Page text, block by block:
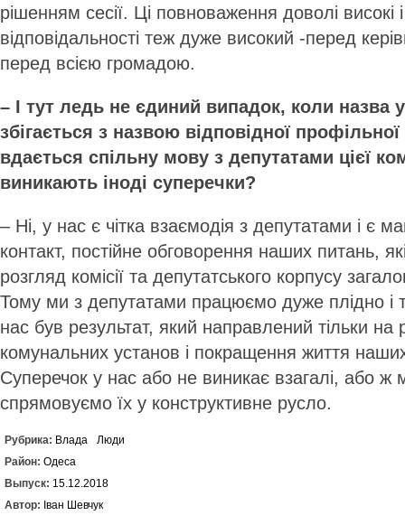
рішенням сесії. Ці повноваження доволі високі і
відповідальності теж дуже високий -перед
перед всією громадою.
– І тут ледь не єдиний випадок, коли назва
збігається з назвою відповідної
вдається спільну мову з депутатами цієї
виникають іноді суперечки?
– Ні, у нас є чітка взаємодія з депутатами і є
контакт, постійне обговорення наших питань,
розгляд комісії та депутатського корпусу
Тому ми з депутатами працюємо дуже плідно і
нас був результат, який направлений тільки на
комунальних установ і покращення життя
Суперечок у нас або не виникає взагалі, або ж
спрямовуємо їх у конструктивне русло.
Рубрика: Влада
Люди
Район: Одеса
Выпуск: 15.12.2018
Автор: Іван Шевчук